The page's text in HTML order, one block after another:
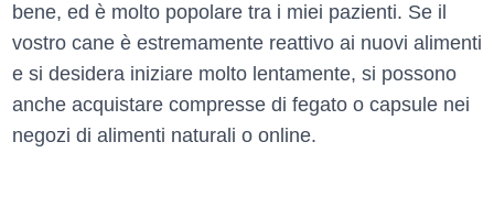
bene, ed è molto popolare tra i miei pazienti. Se il
vostro cane è estremamente reattivo ai nuovi alimenti
e si desidera iniziare molto lentamente, si possono
anche acquistare compresse di fegato o capsule nei
negozi di alimenti naturali o online.